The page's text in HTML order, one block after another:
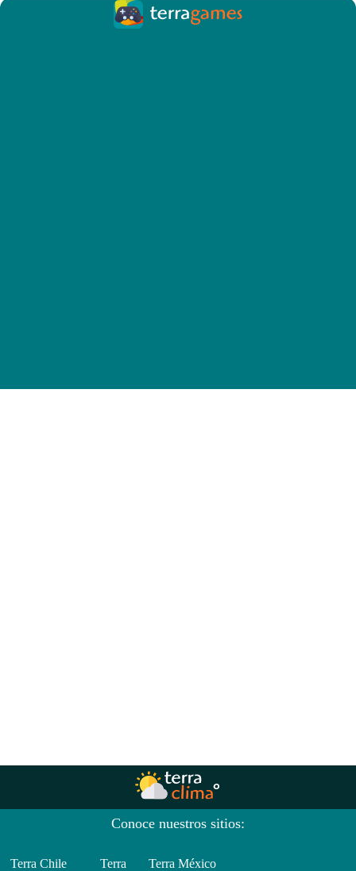
Conoce nuestros sitios:
Terra Chile Terra Terra México